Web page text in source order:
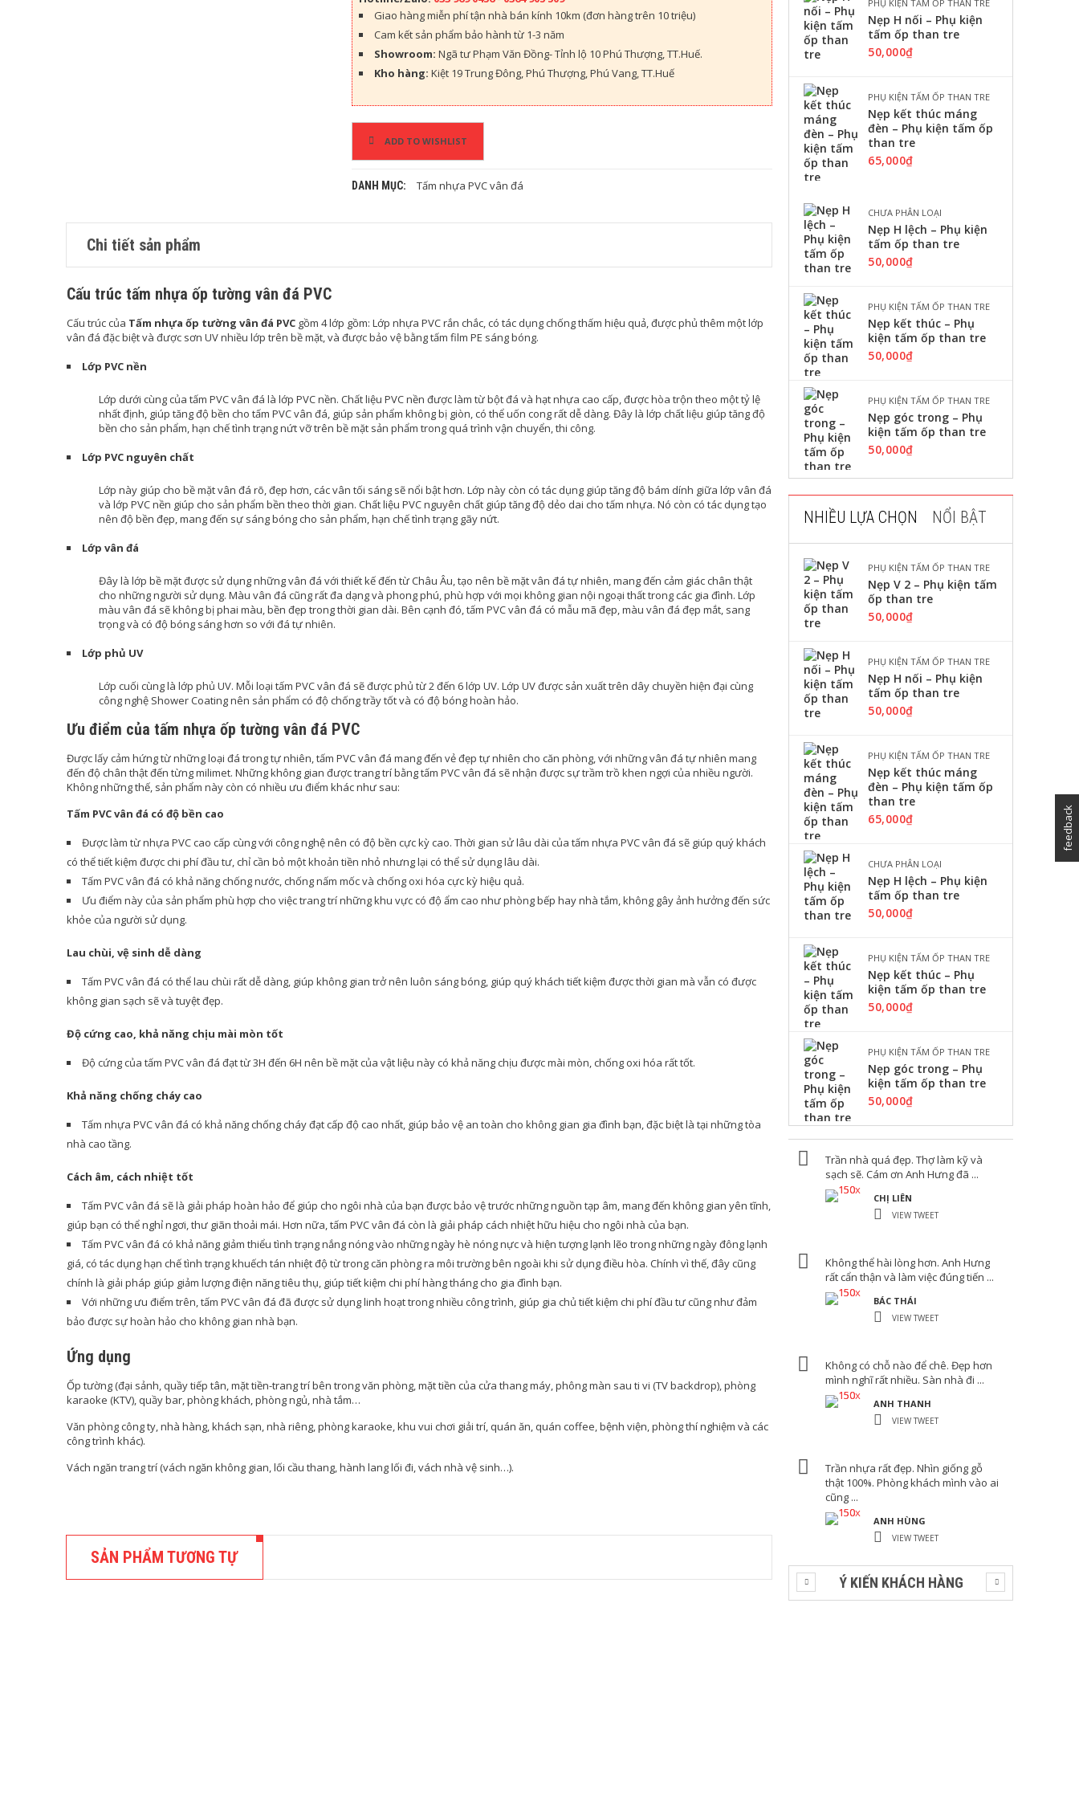
Giao hàng miễn phí tận nhà bán kính 10km (đơn hàng trên 10 triệu)
Cam kết sản phẩm bảo hành từ 1-3 năm
Showroom: Ngã tư Phạm Văn Đồng- Tỉnh lộ 10 Phú Thượng, TT.Huế.
Kho hàng: Kiệt 19 Trung Đông, Phú Thượng, Phú Vang, TT.Huế
ADD TO WISHLIST
DANH MỤC: Tấm nhựa PVC vân đá
Chi tiết sản phẩm
Cấu trúc tấm nhựa ốp tường vân đá PVC
Cấu trúc của Tấm nhựa ốp tường vân đá PVC gồm 4 lớp gồm: Lớp nhựa PVC rắn chắc, có tác dụng chống thấm hiệu quả, được phủ thêm một lớp
vân đá đặc biệt và được sơn UV nhiều lớp trên bề mặt, và được bảo vệ bằng tấm film PE sáng bóng.
Lớp PVC nền
Lớp dưới cùng của tấm PVC vân đá là lớp PVC nền. Chất liệu PVC nền được làm từ bột đá và hạt nhựa cao cấp, được hòa trộn theo một tỷ lệ
nhất định, giúp tăng độ bền cho tấm PVC vân đá, giúp sản phẩm không bị giòn, có thể uốn cong rất dễ dàng. Đây là lớp chất liệu giúp tăng độ
bền cho sản phẩm, hạn chế tình trạng nứt vỡ trên bề mặt sản phẩm trong quá trình vận chuyển, thi công.
Lớp PVC nguyên chất
Lớp này giúp cho bề mặt vân đá rõ, đẹp hơn, các vân tối sáng sẽ nổi bật hơn. Lớp này còn có tác dụng giúp tăng độ bám dính giữa lớp vân đá
và lớp PVC nền giúp cho sản phẩm bền theo thời gian. Chất liệu PVC nguyên chất giúp tăng độ dẻo dai cho tấm nhựa. Nó còn có tác dụng tạo
nên độ bền đẹp, mang đến sự sáng bóng cho sản phẩm, hạn chế tình trạng gãy nứt.
Lớp vân đá
Đây là lớp bề mặt được sử dụng những vân đá với thiết kế đến từ Châu Âu, tạo nên bề mặt vân đá tự nhiên, mang đến cảm giác chân thật
cho những người sử dụng. Màu vân đá cũng rất đa dạng và phong phú, phù hợp với mọi không gian nội ngoại thất trong các gia đình. Lớp
màu vân đá sẽ không bị phai màu, bền đẹp trong thời gian dài. Bên cạnh đó, tấm PVC vân đá có mẫu mã đẹp, màu vân đá đẹp mắt, sang
trọng và có độ bóng sáng hơn so với đá tự nhiên.
Lớp phủ UV
Lớp cuối cùng là lớp phủ UV. Mỗi loại tấm PVC vân đá sẽ được phủ từ 2 đến 6 lớp UV. Lớp UV được sản xuất trên dây chuyền hiện đại cùng
công nghệ Shower Coating nên sản phẩm có độ chống trầy tốt và có độ bóng hoàn hảo.
Ưu điểm của tấm nhựa ốp tường vân đá PVC
Được lấy cảm hứng từ những loại đá trong tự nhiên, tấm PVC vân đá mang đến vẻ đẹp tự nhiên cho căn phòng, với những vân đá tự nhiên mang
đến độ chân thật đến từng milimet. Những không gian được trang trí bằng tấm PVC vân đá sẽ nhận được sự trầm trồ khen ngợi của nhiều người.
Không những thế, sản phẩm này còn có nhiều ưu điểm khác như sau:
Tấm PVC vân đá có độ bền cao
Được làm từ nhựa PVC cao cấp cùng với công nghệ nên có độ bền cực kỳ cao. Thời gian sử lâu dài của tấm nhựa PVC vân đá sẽ giúp quý khách
có thể tiết kiệm được chi phí đầu tư, chỉ cần bỏ một khoản tiền nhỏ nhưng lại có thể sử dụng lâu dài.
Tấm PVC vân đá có khả năng chống nước, chống nấm mốc và chống oxi hóa cực kỳ hiệu quả.
Ưu điểm này của sản phẩm phù hợp cho việc trang trí những khu vực có độ ẩm cao như phòng bếp hay nhà tắm, không gây ảnh hưởng đến sức
khỏe của người sử dụng.
Lau chùi, vệ sinh dễ dàng
Tấm PVC vân đá có thể lau chùi rất dễ dàng, giúp không gian trở nên luôn sáng bóng, giúp quý khách tiết kiệm được thời gian mà vẫn có được
không gian sạch sẽ và tuyệt đẹp.
Độ cứng cao, khả năng chịu mài mòn tốt
Độ cứng của tấm PVC vân đá đạt từ 3H đến 6H nên bề mặt của vật liệu này có khả năng chịu được mài mòn, chống oxi hóa rất tốt.
Khả năng chống cháy cao
Tấm nhựa PVC vân đá có khả năng chống cháy đạt cấp độ cao nhất, giúp bảo vệ an toàn cho không gian gia đình bạn, đặc biệt là tại những tòa
nhà cao tầng.
Cách âm, cách nhiệt tốt
Tấm PVC vân đá sẽ là giải pháp hoàn hảo để giúp cho ngôi nhà của bạn được bảo vệ trước những nguồn tạp âm, mang đến không gian yên tĩnh,
giúp bạn có thể nghỉ ngơi, thư giãn thoải mái. Hơn nữa, tấm PVC vân đá còn là giải pháp cách nhiệt hữu hiệu cho ngôi nhà của bạn.
Tấm PVC vân đá có khả năng giảm thiểu tình trạng nắng nóng vào những ngày hè nóng nực và hiện tượng lạnh lẽo trong những ngày đông lạnh
giá, có tác dụng hạn chế tình trạng khuếch tán nhiệt độ từ trong căn phòng ra môi trường bên ngoài khi sử dụng điều hòa. Chính vì thế, đây cũng
chính là giải pháp giúp giảm lượng điện năng tiêu thụ, giúp tiết kiệm chi phí hàng tháng cho gia đình bạn.
Với những ưu điểm trên, tấm PVC vân đá đã được sử dụng linh hoạt trong nhiều công trình, giúp gia chủ tiết kiệm chi phí đầu tư cũng như đảm
bảo được sự hoàn hảo cho không gian nhà bạn.
Ứng dụng
Ốp tường (đại sảnh, quầy tiếp tân, mặt tiền-trang trí bên trong văn phòng, mặt tiền của cửa thang máy, phông màn sau ti vi (TV backdrop), phòng
karaoke (KTV), quầy bar, phòng khách, phòng ngủ, nhà tắm…
Văn phòng công ty, nhà hàng, khách sạn, nhà riêng, phòng karaoke, khu vui chơi giải trí, quán ăn, quán coffee, bệnh viện, phòng thí nghiệm và các
công trình khác).
Vách ngăn trang trí (vách ngăn không gian, lối cầu thang, hành lang lối đi, vách nhà vệ sinh…).
SẢN PHẨM TƯƠNG TỰ
PHỤ KIỆN TẤM ỐP THAN TRE
Nẹp H nối – Phụ kiện
tấm ốp than tre
50,000₫
PHỤ KIỆN TẤM ỐP THAN TRE
Nẹp kết thúc máng
đèn – Phụ kiện tấm ốp
than tre
65,000₫
CHƯA PHÂN LOẠI
Nẹp H lệch – Phụ kiện
tấm ốp than tre
50,000₫
PHỤ KIỆN TẤM ỐP THAN TRE
Nẹp kết thúc – Phụ
kiện tấm ốp than tre
50,000₫
PHỤ KIỆN TẤM ỐP THAN TRE
Nẹp góc trong – Phụ
kiện tấm ốp than tre
50,000₫
NHIỀU LỰA CHỌN NỔI BẬT
PHỤ KIỆN TẤM ỐP THAN TRE
Nẹp V 2 – Phụ kiện tấm
ốp than tre
50,000₫
PHỤ KIỆN TẤM ỐP THAN TRE
Nẹp H nối – Phụ kiện
tấm ốp than tre
50,000₫
PHỤ KIỆN TẤM ỐP THAN TRE
Nẹp kết thúc máng
đèn – Phụ kiện tấm ốp
than tre
65,000₫
CHƯA PHÂN LOẠI
Nẹp H lệch – Phụ kiện
tấm ốp than tre
50,000₫
PHỤ KIỆN TẤM ỐP THAN TRE
Nẹp kết thúc – Phụ
kiện tấm ốp than tre
50,000₫
PHỤ KIỆN TẤM ỐP THAN TRE
Nẹp góc trong – Phụ
kiện tấm ốp than tre
50,000₫
Trần nhà quá đẹp. Thợ làm kỹ và
sạch sẽ. Cám ơn Anh Hưng đã ...
CHỊ LIÊN
VIEW TWEET
Không thể hài lòng hơn. Anh Hưng
rất cẩn thận và làm việc đúng tiến ...
BÁC THÁI
VIEW TWEET
Không có chỗ nào để chê. Đẹp hơn
mình nghĩ rất nhiều. Sàn nhà đi ...
ANH THANH
VIEW TWEET
Trần nhựa rất đẹp. Nhìn giống gỗ
thật 100%. Phòng khách mình vào ai
cũng ...
ANH HÙNG
VIEW TWEET
Ý KIẾN KHÁCH HÀNG
feedback